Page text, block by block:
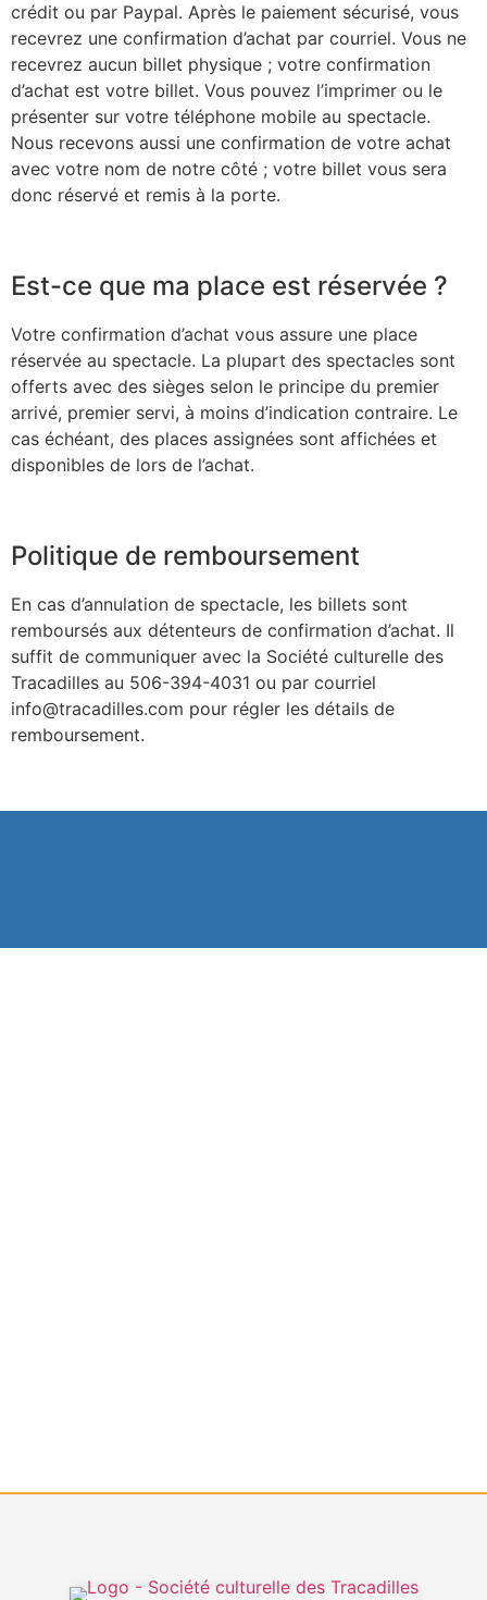
crédit ou par Paypal. Après le paiement sécurisé, vous
recevrez une confirmation d’achat par courriel. Vous ne
recevrez aucun billet physique ; votre confirmation
d’achat est votre billet. Vous pouvez l’imprimer ou le
présenter sur votre téléphone mobile au spectacle.
Nous recevons aussi une confirmation de votre achat
avec votre nom de notre côté ; votre billet vous sera
donc réservé et remis à la porte.
Est-ce que ma place est réservée ?
Votre confirmation d’achat vous assure une place
réservée au spectacle. La plupart des spectacles sont
offerts avec des sièges selon le principe du premier
arrivé, premier servi, à moins d’indication contraire. Le
cas échéant, des places assignées sont affichées et
disponibles de lors de l’achat.
Politique de remboursement
En cas d’annulation de spectacle, les billets sont
remboursés aux détenteurs de confirmation d’achat. Il
suffit de communiquer avec la Société culturelle des
Tracadilles au 506-394-4031 ou par courriel
info@tracadilles.com pour régler les détails de
remboursement.